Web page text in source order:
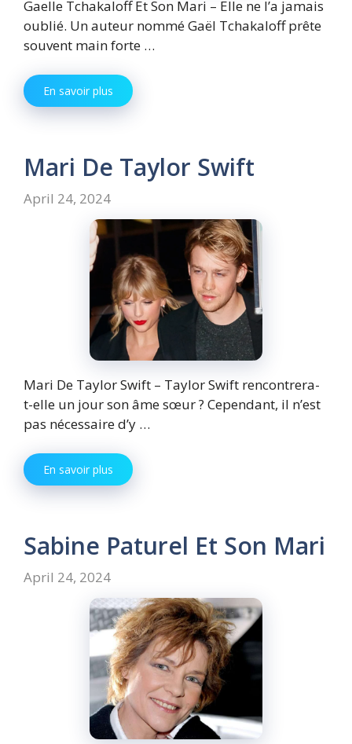
Gaelle Tchakaloff Et Son Mari – Elle ne l’a jamais
oublié. Un auteur nommé Gaël Tchakaloff prête
souvent main forte …
En savoir plus
Mari De Taylor Swift
April 24, 2024
Mari De Taylor Swift – Taylor Swift rencontrera-
t-elle un jour son âme sœur ? Cependant, il n’est
pas nécessaire d’y …
En savoir plus
Sabine Paturel Et Son Mari
April 24, 2024